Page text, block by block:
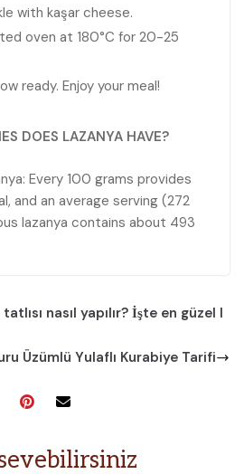
with kaşar cheese.
oven at 180°C for 20-25
ready. Enjoy your meal!
DOES LAZANYA HAVE?
Every 100 grams provides
and an average serving (272
lazanya contains about 493
nasıl yapılır? İşte en güzel l
Üzümlü Yulaflı Kurabiye Tarifi